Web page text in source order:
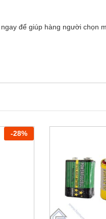
để giúp hàng người chọn
-28%